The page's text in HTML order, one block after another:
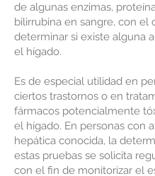
de algunas enzimas,
bilirrubina en sangre, con el
determinar si existe alguna
el hígado.
Es de especial utilidad en
ciertos trastornos o en
fármacos potencialmente
el hígado. En personas con
hepática conocida, la
estas pruebas se solicita
con el fin de monitorizar el